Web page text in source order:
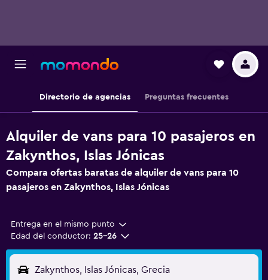
Directorio de agencias Preguntas frecuentes
Alquiler de vans para 10 pasajeros en
Zakynthos, Islas Jónicas
Compara ofertas baratas de alquiler de vans para 10
pasajeros en Zakynthos, Islas Jónicas
Entrega en el mismo punto
Edad del conductor: 25-26
Zakynthos, Islas Jónicas, Grecia